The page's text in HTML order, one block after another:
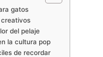
gatos
creativos
del pelaje
la cultura pop
de recordar